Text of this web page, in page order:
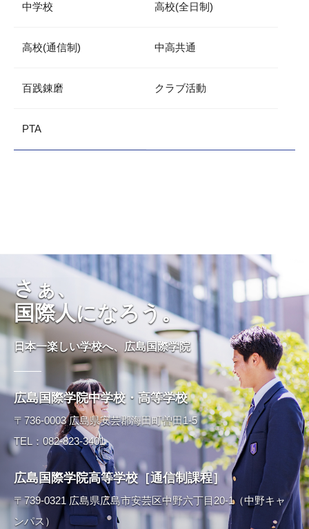
中学校 高校(全日制)
高校(通信制) 中高共通
百践錬磨 クラブ活動
PTA
さぁ、
国際人になろう。
日本一楽しい学校へ、広島国際学院
広島国際学院中学校・高等学校
〒736-0003 広島県安芸郡海田町曽田1-5
TEL：082-823-3401
広島国際学院高等学校［通信制課程］
〒739-0321 広島県広島市安芸区中野六丁目20-1（中野キャ
ンパス）